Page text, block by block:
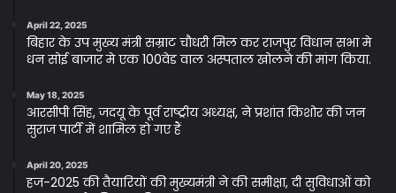
April 22, 2025
बिहार के उप मुख्य मंत्री सम्राट चौधरी मिल कर राजपुर विधान सभा मे
धन सोई बाजार मे एक 100वेड वाल अस्पताल खोलने की मांग किया.
May 18, 2025
आरसीपी सिंह, जदयू के पूर्व राष्ट्रीय अध्यक्ष, ने प्रशांत किशोर की जन
सुराज पार्टी में शामिल हो गए हैं
April 20, 2025
हज-2025 की तैयारियों की मुख्यमंत्री ने की समीक्षा, दी सुविधाओं को